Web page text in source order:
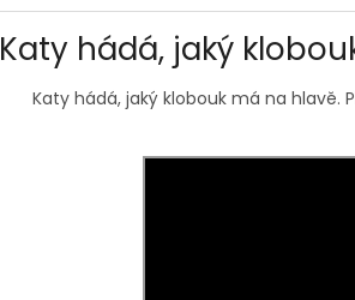
Katy hádá, jaký
Katy hádá, jaký klobouk má na hlavě.